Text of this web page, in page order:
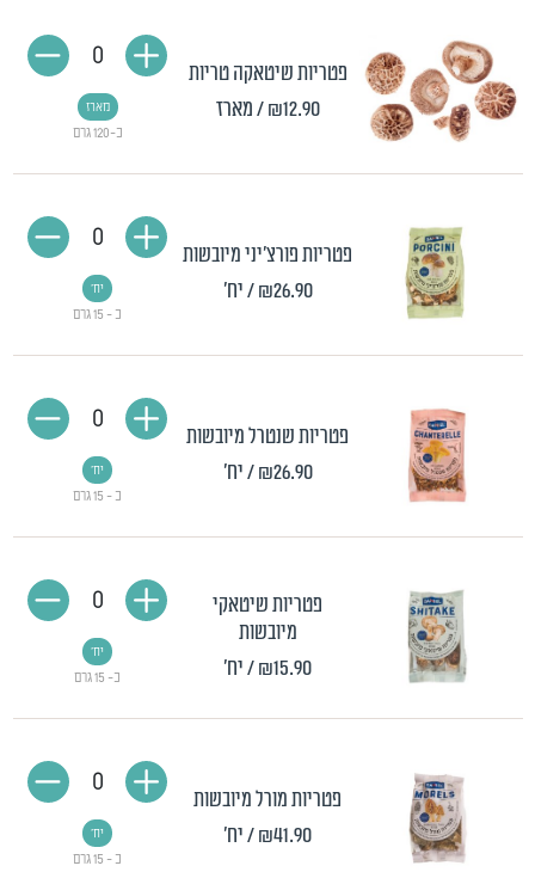
פטריות שיטאקה טריות
₪12.90 / מארז
כ-120 גרם
מארז
0
פטריות פורצ'יני מיובשות
₪26.90 / יח'
כ - 15 גרם
יח'
0
פטריות שנטרל מיובשות
₪26.90 / יח'
כ - 15 גרם
יח'
0
פטריות שיטאקי
מיובשות
₪15.90/ יח' כ- 15 גרם
יח'
0
פטריות מורל מיובשות
₪41.90/ יח'
כ - 15 גרם
יח'
0